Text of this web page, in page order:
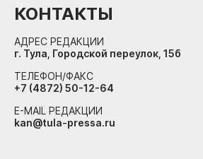
КОНТАКТЫ
АДРЕС РЕДАКЦИИ
г. Тула, Городской переулок, 15б
ТЕЛЕФОН/ФАКС
+7 (4872) 50-12-64
E-MAIL РЕДАКЦИИ
kan@tula-pressa.ru